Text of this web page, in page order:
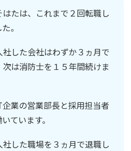
たは、これまで２回転職し
。
社した会社はわずか３ヵ月で
は消防士を１５年間続けま
業の営業部長と採用担当者
ています。
社した職場を３ヵ月で退職し